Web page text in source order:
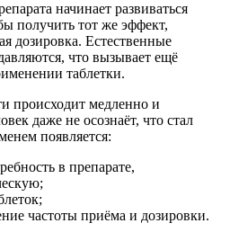
начинает развиваться
получить тот же эффект,
дозировка. Естественные
что вызывает ещё
таблетки.
происходит медленно и
даже не осознаёт, что стал
появляется:
в препарате,
частоты приёма и дозировки.